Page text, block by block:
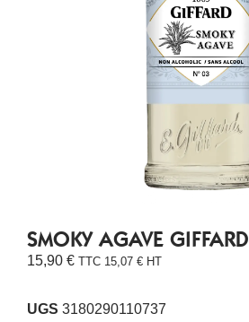
SMOKY AGAVE GIFFARD
15,90 € TTC 15,07 € HT
UGS 3180290110737